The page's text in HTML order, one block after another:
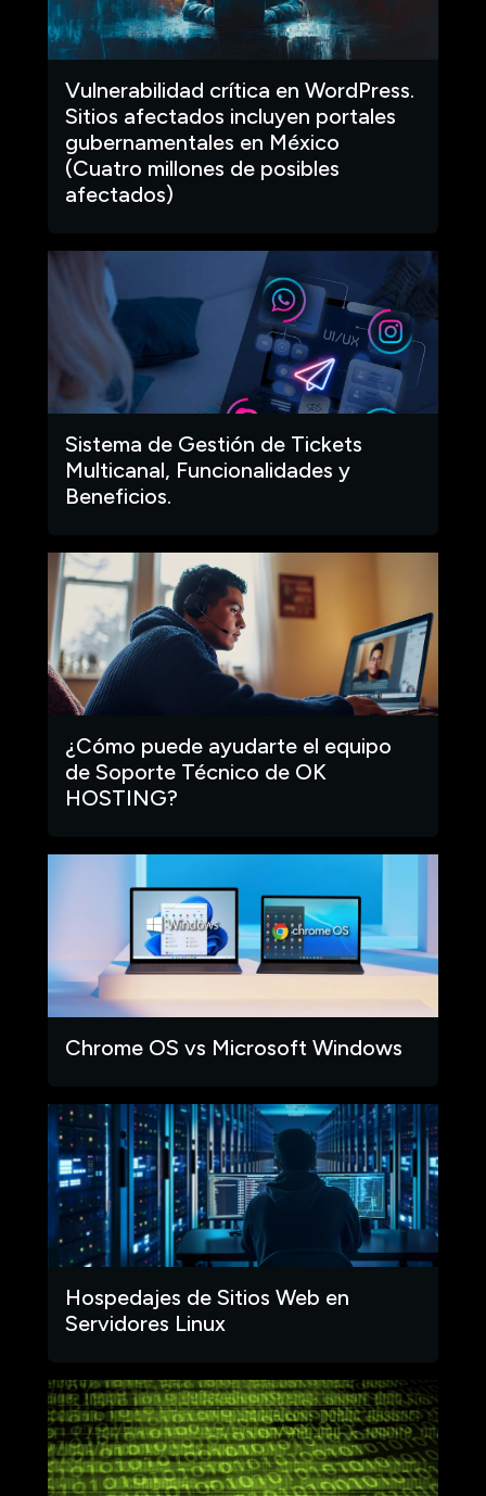
Vulnerabilidad crítica en WordPress.
Sitios afectados incluyen portales
gubernamentales en México
(Cuatro millones de posibles
afectados)
Sistema de Gestión de Tickets
Multicanal, Funcionalidades y
Beneficios.
¿Cómo puede ayudarte el equipo
de Soporte Técnico de OK
HOSTING?
Chrome OS vs Microsoft Windows
Hospedajes de Sitios Web en
Servidores Linux